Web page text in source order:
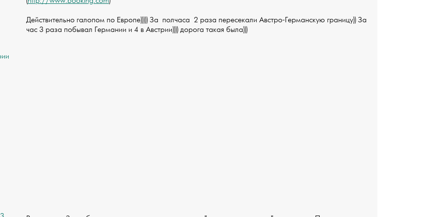
Действительно галопом по Европе))))) За полчаса 2 раза пересекали Австро-Германскую границу)) За
час 3 раза побывал Германии и 4 в Австрии)))) дорога такая была)))